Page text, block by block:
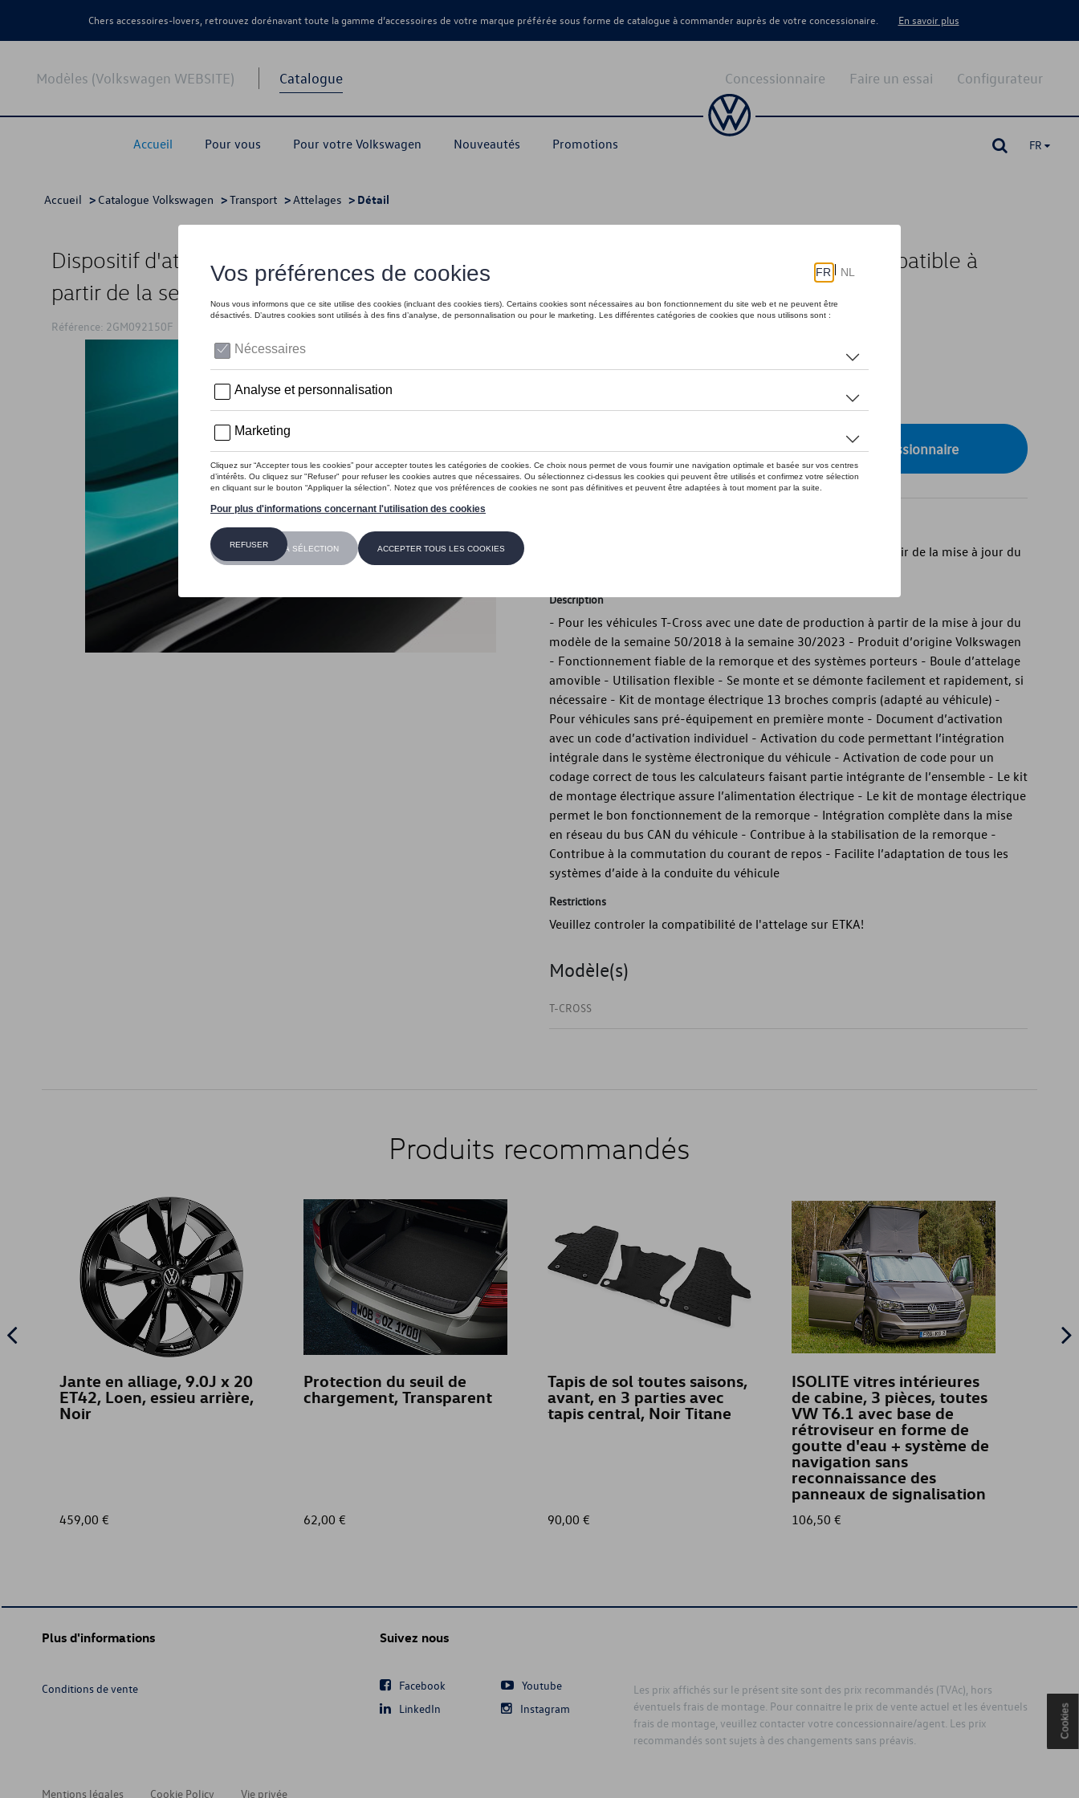
Chers accessoires-lovers, retrouvez dorénavant toute la gamme d’accessoires de votre marque préférée sous forme de catalogue à commander auprès de votre concessionaire. En savoir plus
Modèles (Volkswagen WEBSITE) Catalogue
Accueil Pour vous Pour votre Volkswagen Nouveautés Promotions
Configurateur
Faire un essai
Concessionnaire
FR
Accueil > Catalogue Volkswagen >Transport >Attelages > Détail
Dispositif d'attelage (kit), amovible, avec kit de montage électrique 13 broches, rétrocompatible à
partir de la semaine 50/2018, PR-1D0
Référence: 2GM092150F
745,00 €
Vérifiez la disponibilité auprès de votre concessionnaire
- Pour les véhicules T-Cross avec une date de production à partir de la mise à jour du
Description
- Pour les véhicules T-Cross avec une date de production à partir de la mise à jour du
modèle de la semaine 50/2018 à la semaine 30/2023 - Produit d’origine Volkswagen
- Fonctionnement fiable de la remorque et des systèmes porteurs - Boule d’attelage
amovible - Utilisation flexible - Se monte et se démonte facilement et rapidement, si
nécessaire - Kit de montage électrique 13 broches compris (adapté au véhicule) -
Pour véhicules sans pré-équipement en première monte - Document d’activation
avec un code d’activation individuel - Activation du code permettant l’intégration
intégrale dans le système électronique du véhicule - Activation de code pour un
codage correct de tous les calculateurs faisant partie intégrante de l’ensemble - Le kit
de montage électrique assure l’alimentation électrique - Le kit de montage électrique
permet le bon fonctionnement de la remorque - Intégration complète dans la mise
en réseau du bus CAN du véhicule - Contribue à la stabilisation de la remorque -
Contribue à la commutation du courant de repos - Facilite l’adaptation de tous les
systèmes d’aide à la conduite du véhicule
Restrictions
Veuillez controler la compatibilité de l'attelage sur ETKA!
Modèle(s)
T-CROSS
Produits recommandés
Jante en alliage, 9.0J x 20
ET42, Loen, essieu arrière,
Noir
459,00 €
Protection du seuil de
chargement, Transparent
62,00 €
Tapis de sol toutes saisons,
avant, en 3 parties avec
tapis central, Noir Titane
90,00 €
ISOLITE vitres intérieures
de cabine, 3 pièces, toutes
VW T6.1 avec base de
rétroviseur en forme de
goutte d'eau + système de
navigation sans
reconnaissance des
panneaux de signalisation
106,50 €
Plus d'informations
Conditions de vente
Suivez nous
Facebook
Youtube
LinkedIn
Instagram
Les prix affichés sur le présent site sont des prix recommandés (TVAc), hors
éventuels frais de montage. Pour connaitre le prix de vente actuel et les éventuels
frais de montage, veuillez contacter votre concessionnaire/agent. Les prix
recommandés sont sujets à des changements sans préavis.
Mentions légales Cookie Policy Vie privée
Cookies